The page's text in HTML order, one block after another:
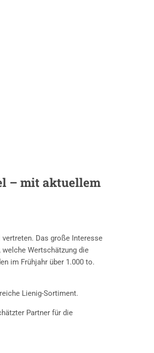
– mit aktuellem
Das große Interesse
Wertschätzung die
im Frühjahr über 1.000 to.
Lienig-Sortiment.
Partner für die